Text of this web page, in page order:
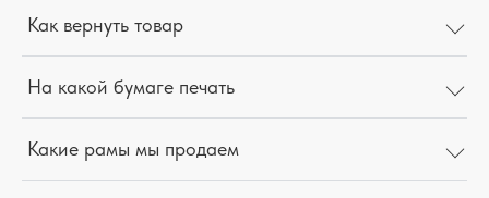
Как вернуть товар
На какой бумаге печать
Какие рамы мы продаем